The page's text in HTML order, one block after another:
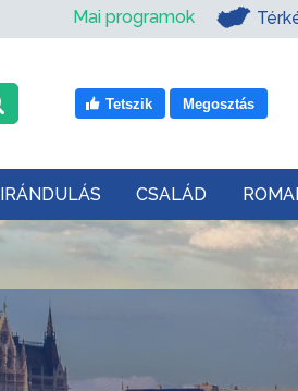
Mai programok
Tetszik Megosztás
CSALÁD